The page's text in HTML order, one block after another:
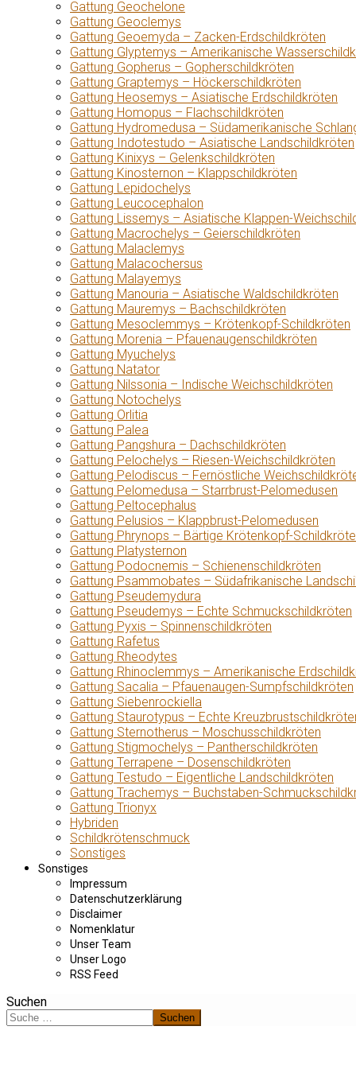
Gattung Geochelone
Gattung Geoclemys
Gattung Geoemyda – Zacken-Erdschildkröten
Gattung Glyptemys – Amerikanische
Gattung Gopherus – Gopherschildkröten
Gattung Graptemys – Höckerschildkröten
Gattung Heosemys – Asiatische Erdschildkröten
Gattung Homopus – Flachschildkröten
Gattung Hydromedusa – Südamerikanische
Gattung Indotestudo – Asiatische Landschildkröten
Gattung Kinixys – Gelenkschildkröten
Gattung Kinosternon – Klappschildkröten
Gattung Lepidochelys
Gattung Leucocephalon
Gattung Lissemys – Asiatische Klappen-
Gattung Macrochelys – Geierschildkröten
Gattung Malaclemys
Gattung Malacochersus
Gattung Malayemys
Gattung Manouria – Asiatische Waldschildkröten
Gattung Mauremys – Bachschildkröten
Gattung Mesoclemmys – Krötenkopf-Schildkröten
Gattung Morenia – Pfauenaugenschildkröten
Gattung Myuchelys
Gattung Natator
Gattung Nilssonia – Indische Weichschildkröten
Gattung Notochelys
Gattung Orlitia
Gattung Palea
Gattung Pangshura – Dachschildkröten
Gattung Pelochelys – Riesen-Weichschildkröten
Gattung Pelodiscus – Fernöstliche
Gattung Pelomedusa – Starrbrust-Pelomedusen
Gattung Peltocephalus
Gattung Pelusios – Klappbrust-Pelomedusen
Gattung Phrynops – Bärtige Krötenkopf-
Gattung Platysternon
Gattung Podocnemis – Schienenschildkröten
Gattung Psammobates – Südafrikanische
Gattung Pseudemydura
Gattung Pseudemys – Echte Schmuckschildkröten
Gattung Pyxis – Spinnenschildkröten
Gattung Rafetus
Gattung Rheodytes
Gattung Rhinoclemmys – Amerikanische
Gattung Sacalia – Pfauenaugen-Sumpfschildkröten
Gattung Siebenrockiella
Gattung Staurotypus – Echte
Gattung Sternotherus – Moschusschildkröten
Gattung Stigmochelys – Pantherschildkröten
Gattung Terrapene – Dosenschildkröten
Gattung Testudo – Eigentliche Landschildkröten
Gattung Trachemys – Buchstaben-
Gattung Trionyx
Hybriden
Schildkrötenschmuck
Sonstiges
Sonstiges
Impressum
Datenschutzerklärung
Disclaimer
Nomenklatur
Unser Team
Unser Logo
RSS Feed
Suchen
Suchen